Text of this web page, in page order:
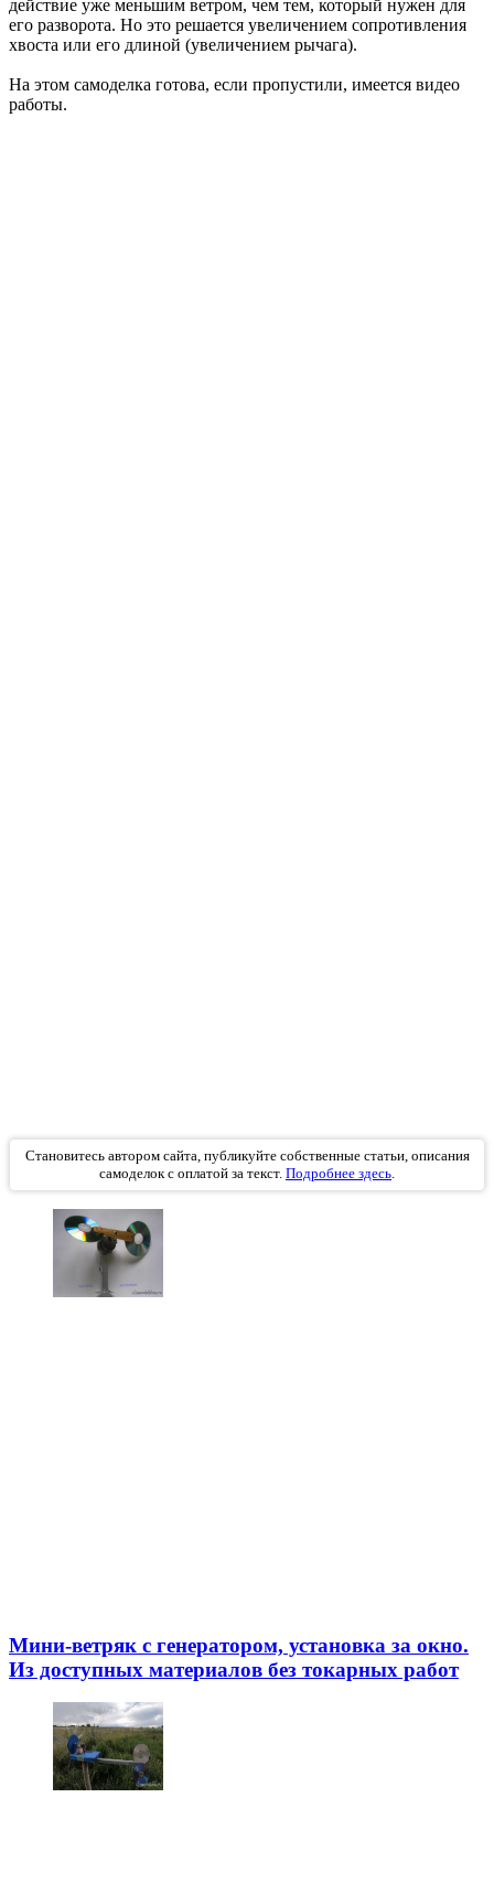
действие уже меньшим ветром, чем тем, который нужен для
его разворота. Но это решается увеличением сопротивления
хвоста или его длиной (увеличением рычага).
На этом самоделка готова, если пропустили, имеется видео
работы.
Становитесь автором сайта, публикуйте собственные статьи, описания
самоделок с оплатой за текст. Подробнее здесь.
Мини-ветряк с генератором, установка за окно.
Из доступных материалов без токарных работ